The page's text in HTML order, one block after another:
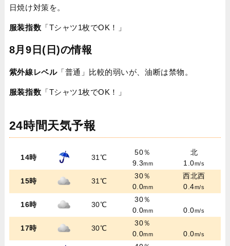
日焼け対策を。
服装指数 「Tシャツ1枚でOK！」
8月9日(日)の情報
紫外線レベル「普通」比較的弱いが、油断は禁物。
服装指数 「Tシャツ1枚でOK！」
24時間天気予報
14時 31℃
50％
9.3mm
北
1.0m/s
15時 31℃
30％
0.0mm
西北西
0.4m/s
16時 30℃
30％
0.0mm 0.0m/s
17時 30℃
30％
0.0mm 0.0m/s